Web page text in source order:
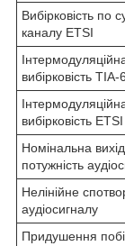
Вибірковість по
каналу ETSI
вибірковість TIA-
вибірковість ETSI
Номінальна
потужність
Нелінійне
аудіосигналу
Придушення